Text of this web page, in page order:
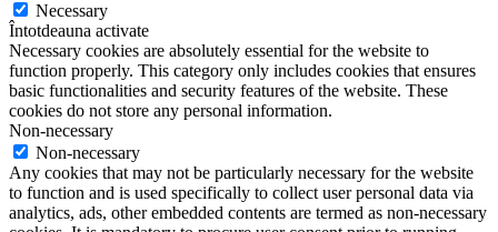
Necessary
Întotdeauna activate
Necessary cookies are absolutely essential for the website to
function properly. This category only includes cookies that ensures
basic functionalities and security features of the website. These
cookies do not store any personal information.
Non-necessary
Non-necessary
Any cookies that may not be particularly necessary for the website
to function and is used specifically to collect user personal data via
analytics, ads, other embedded contents are termed as non-necessary